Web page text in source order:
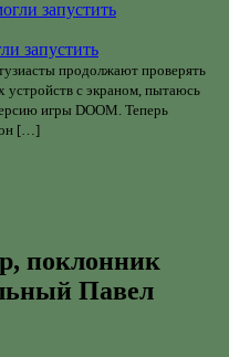
запустить
продолжают проверять
устройств с экраном, пытаюсь
игры DOOM. Теперь
[…]
поклонник
Павел